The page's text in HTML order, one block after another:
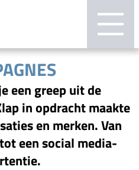
een greep uit de
in opdracht maakte
en merken. Van
een social media-